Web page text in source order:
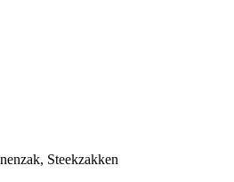
Steekzakken